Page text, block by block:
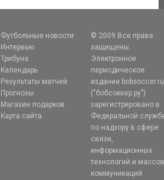
Футбольные новости
Интервью
Трибуна
Календарь
Результаты матчей
Прогнозы
Магазин подарков
Карта сайта
© 2009 Все права
защищены.
Электронное
периодическое
издание bobsoccer.ru
("бобсоккер.ру")
зарегистрировано в
Федеральной
по надзору в сфере
связи,
информационных
технологий и
коммуникаций